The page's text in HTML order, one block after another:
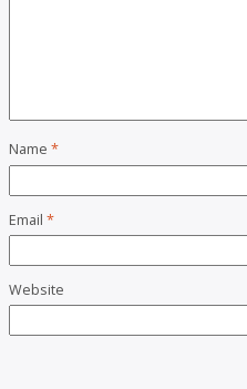
Name *
Email *
Website